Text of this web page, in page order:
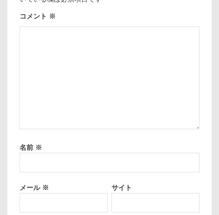
コメント ※
名前 ※
メール ※ サイト